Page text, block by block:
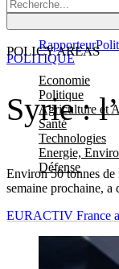
POLICY AREAS
Economie
Politique
Agriculture et
Santé
Technologies
Energie,
Défense
Rapporteur
Syrie :
Environ 50 tonnes de
semaine prochaine, a
POLITIQUE
EURACTIV France